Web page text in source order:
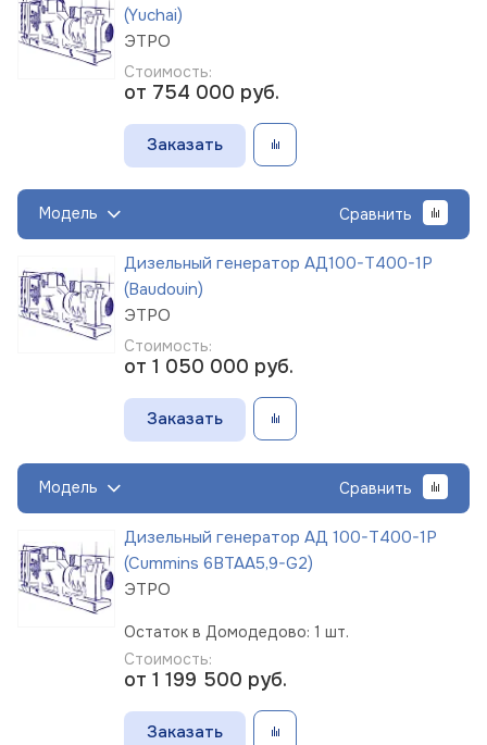
(Yuchai)
ЭТРО
Стоимость:
от 754 000 руб.
Заказать
Модель Сравнить
Дизельный генератор АД100-Т400-1Р
(Baudouin)
ЭТРО
Стоимость:
от 1 050 000 руб.
Заказать
Модель Сравнить
Дизельный генератор АД 100-Т400-1Р
(Cummins 6BTAA5,9-G2)
ЭТРО
Остаток в Домодедово: 1 шт.
Стоимость:
от 1 199 500 руб.
Заказать